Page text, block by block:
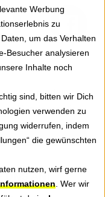
Werbung
zu
um das Verhalten
Besucher analysieren
Inhalte noch
sind, bitten wir Dich
verwenden zu
widerrufen, indem
die gewünschten
nutzen, wirf gerne
. Wer wir
rund um
Kundenservice.
UNS AN!